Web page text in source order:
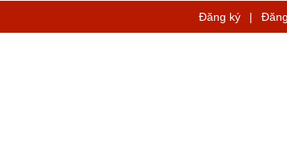
Đăng ký |